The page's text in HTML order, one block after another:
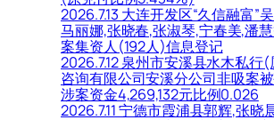
2026.7.13 大连开发区“久信融富”
马丽娜,张晓春,张淑琴,宁春美,潘
案集资人(192人)信息登记
2026.7.12 泉州市安溪县水木私行
咨询有限公司安溪分公司非吸案
涉案资金4,269,132元比例0.026
2026.7.11 宁德市霞浦县郭辉,张晓